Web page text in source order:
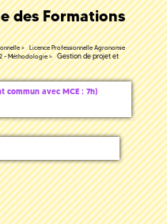
des Formations
Licence Professionnelle Agronomie
- Méthodologie
Gestion de projet et
avec MCE : 7h)